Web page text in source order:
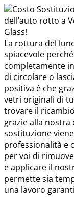
dell’auto rotto a
Glass!
La rottura del
spiacevole
completamente
di circolare o
positiva è che
vetri originali di
trovare il
grazie alla nostra
sostituzione
professionalità e
per voi di
e applicare il
permette sia
una lavoro